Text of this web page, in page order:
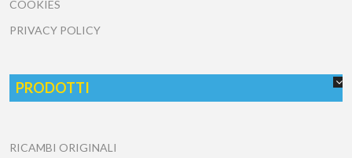
COOKIES
PRIVACY POLICY
PRODOTTI
RICAMBI ORIGINALI